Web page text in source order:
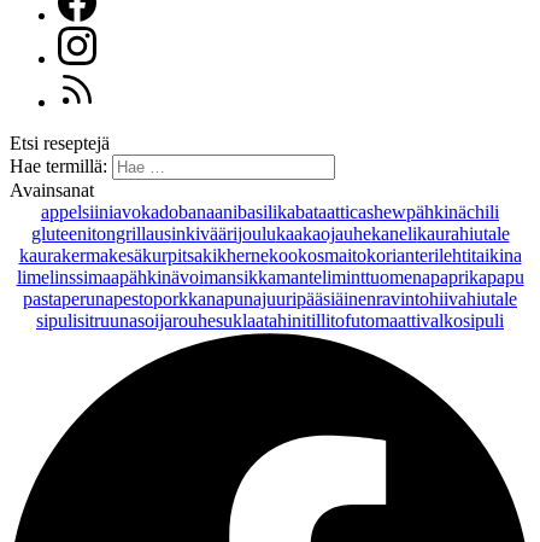
Etsi reseptejä
Hae termillä:
Avainsanat
appelsiiniavokadobanaanibasilikabataatticashewpähkinächili
gluteenitongrillausinkiväärijoulukaakaojauhekanelikaurahiutale
kaurakermakesäkurpitsakikhernekookosmaitokorianterilehtitaikina
limelinssimaapähkinävoimansikkamanteliminttuomenapaprikapapu
pastaperunapestoporkkanapunajuuripääsiäinenravintohiivahiutale
sipulisitruunasoijarouhesuklaatahinitillitofutomaattivalkosipuli